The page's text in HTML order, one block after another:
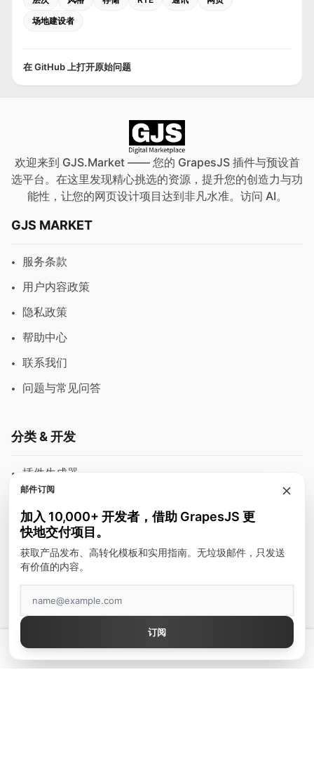
💡 拥有真正好用的 GrapesJS 编辑器 — 起价 $300
场地建设者
在 GitHub 上打开原始问题
欢迎来到 GJS.Market —— 您的 GrapesJS 插件与预设首
选平台。在这里发现精心挑选的资源，提升您的创造力与功
能性，让您的网页设计项目达到非凡水准。访问 AI。
GJS MARKET
服务条款
用户内容政策
隐私政策
帮助中心
联系我们
问题与常见问答
分类 & 开发
插件生成器
模块
富文本编辑器
邮件模板
建站工具
顶级作者
GrapesJS Official
邮件订阅
加入 10,000+ 开发者，借助 GrapesJS 更
快地交付项目。
获取产品发布、高转化模板和实用指南。无垃圾邮件，只发送
有价值的内容。
订阅